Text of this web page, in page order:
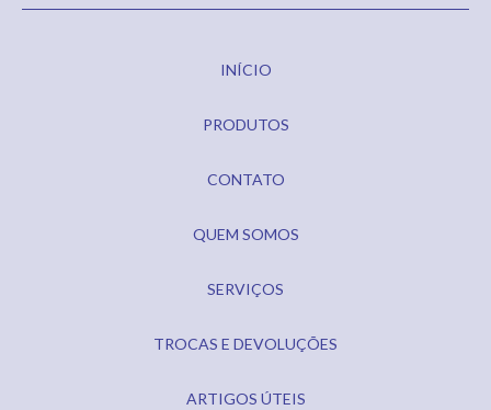
INÍCIO
PRODUTOS
CONTATO
QUEM SOMOS
SERVIÇOS
TROCAS E DEVOLUÇÕES
ARTIGOS ÚTEIS